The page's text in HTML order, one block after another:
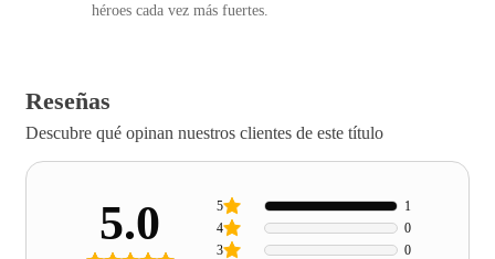
héroes cada vez más fuertes.
Reseñas
Descubre qué opinan nuestros clientes de este título
5.0 3 0
4 0
5 1